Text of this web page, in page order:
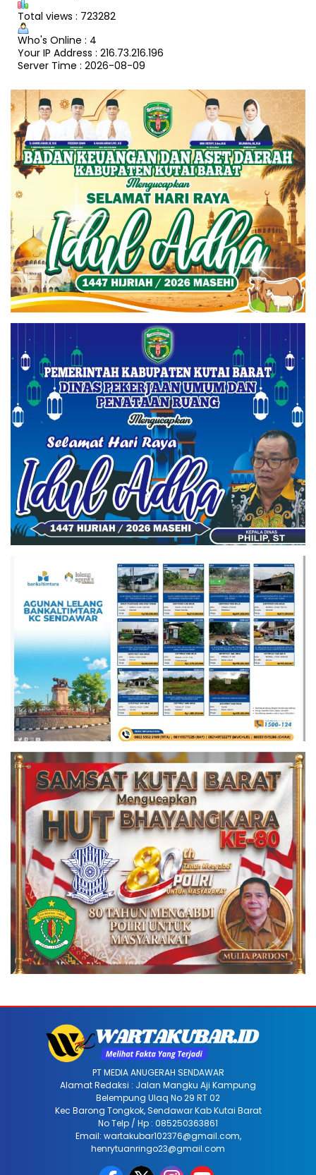
Total views : 723282
Who's Online : 4
Your IP Address : 216.73.216.196
Server Time : 2026-08-09
PT MEDIA ANUGERAH SENDAWAR
Alamat Redaksi : Jalan Mangku Aji Kampung
Belempung Ulaq No 29 RT 02
Kec Barong Tongkok, Sendawar Kab Kutai Barat
No Telp / Hp : 085250363861
Email: wartakubar102376@gmail.com,
henrytuanringo23@gmail.com